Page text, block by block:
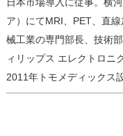
ア）にてMRI、PET、直
械工業の専門部長、技術
ィリップス エレクトロニ
2011年トモメディックス